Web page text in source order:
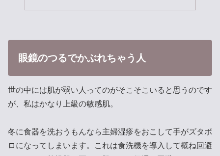
眼鏡のつるでかぶれちゃう人
世の中には肌が弱い人ってのがそこそこいると思うのです
が、私はかなり上級の敏感肌。
冬に食器を洗おうもんなら主婦湿疹をおこして手がズタボ
ロになってしまいます。これは食洗機を導入して概ね回避